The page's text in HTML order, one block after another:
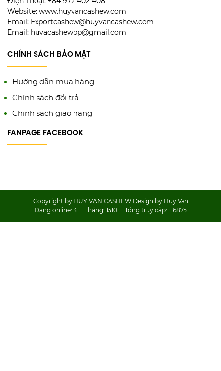
Website: www.huyvancashew.com
Email: Exportcashew@huyvancashew.com
Email: huvacashewbp@gmail.com
CHÍNH SÁCH BẢO MẬT
Hướng dẫn mua hàng
Chính sách đổi trả
Chính sách giao hàng
FANPAGE FACEBOOK
Copyright by HUY VAN CASHEW.Design by Huy Van
Đang online: 3Tháng: 1510Tổng truy cập: 116875